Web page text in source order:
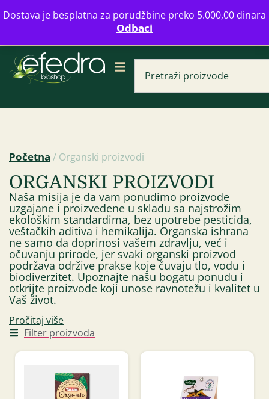
Dostava je besplatna za porudžbine preko 5.000,00 dinara
Odbaci
brašno 250 g
RSD + DODAJ 349,00
Bulevar Mihajla Pupina 16b, Novi Beograd
info@zdravahranaonline.rs+381 (0)11 770 39 61
Radno vreme: Ponedeljak - Petak od 08-20h
Početna / Organski proizvodi
ORGANSKI PROIZVODI
Naša misija je da vam ponudimo proizvode
uzgajane i proizvedene u skladu sa najstrožim
ekološkim standardima, bez upotrebe pesticida,
veštačkih aditiva i hemikalija. Organska ishrana
ne samo da doprinosi vašem zdravlju, već i
očuvanju prirode, jer svaki organski proizvod
podržava održive prakse koje čuvaju tlo, vodu i
biodiverzitet. Upoznajte našu bogatu ponudu i
otkrijte proizvode koji unose ravnotežu i kvalitet u
Vaš život.
Pročitaj više
Filter proizvoda